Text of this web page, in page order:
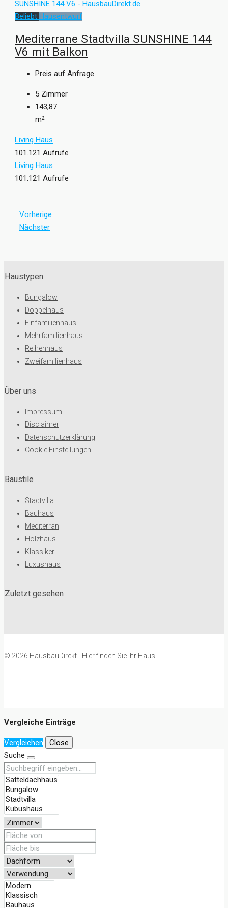
Beliebt Hausentwurf
Mediterrane Stadtvilla SUNSHINE 144
V6 mit Balkon
Preis auf Anfrage
5 Zimmer
143,87
m²
Living Haus
101.121 Aufrufe
Living Haus
101.121 Aufrufe
Vorherige
Nächster
Haustypen
Bungalow
Doppelhaus
Einfamilienhaus
Mehrfamilienhaus
Reihenhaus
Zweifamilienhaus
Baustile
Stadtvilla
Bauhaus
Mediterran
Holzhaus
Klassiker
Luxushaus
Über uns
Impressum
Disclaimer
Datenschutzerklärung
Cookie Einstellungen
Zuletzt gesehen
© 2026 HausbauDirekt - Hier finden Sie Ihr Haus
Vergleiche Einträge
Vergleichen
Close
Suche